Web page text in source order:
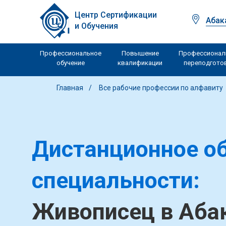
Центр Сертификации
и Обучения
Профессиональное
обучение
Повышение
квалификации
Главная Все рабочие профессии по алфавиту
Дистанционное
специальности:
Живописец в